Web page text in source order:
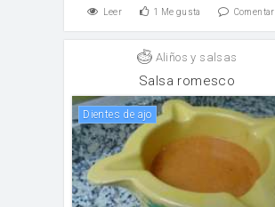
Leer 1 Me gusta Comentar
Aliños y salsas
Salsa romesco
Dientes de ajo